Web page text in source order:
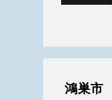
鴻巣